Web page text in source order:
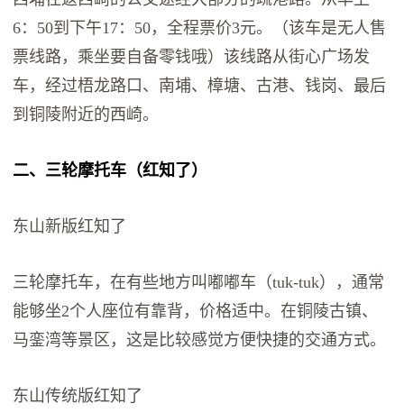
6：50到下午17：50，全程票价3元。（该车是无人售
票线路，乘坐要自备零钱哦）该线路从街心广场发
车，经过梧龙路口、南埔、樟塘、古港、钱岗、最后
到铜陵附近的西崎。
二、三轮摩托车（红知了）
东山新版红知了
三轮摩托车，在有些地方叫嘟嘟车（tuk-tuk），通常
能够坐2个人座位有靠背，价格适中。在铜陵古镇、
马銮湾等景区，这是比较感觉方便快捷的交通方式。
东山传统版红知了